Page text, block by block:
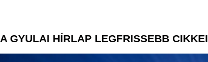
A GYULAI HÍRLAP LEGFRISSEBB CIKKEI